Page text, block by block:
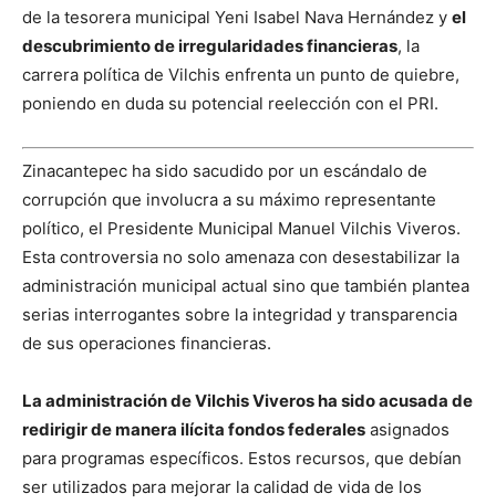
de la tesorera municipal Yeni Isabel Nava Hernández y el
descubrimiento de irregularidades financieras, la
carrera política de Vilchis enfrenta un punto de quiebre,
poniendo en duda su potencial reelección con el PRI.
Zinacantepec ha sido sacudido por un escándalo de
corrupción que involucra a su máximo representante
político, el Presidente Municipal Manuel Vilchis Viveros.
Esta controversia no solo amenaza con desestabilizar la
administración municipal actual sino que también plantea
serias interrogantes sobre la integridad y transparencia
de sus operaciones financieras.
La administración de Vilchis Viveros ha sido acusada de
redirigir de manera ilícita fondos federales asignados
para programas específicos. Estos recursos, que debían
ser utilizados para mejorar la calidad de vida de los